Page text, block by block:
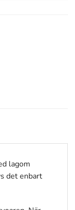
lagom
det enbart